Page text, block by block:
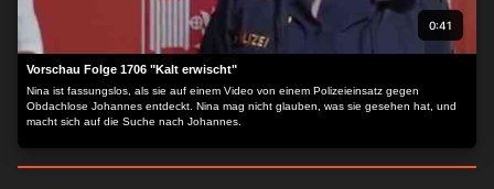
0:41
Vorschau Folge 1706 "Kalt erwischt"
Nina ist fassungslos, als sie auf einem Video von einem Polizeieinsatz gegen
Obdachlose Johannes entdeckt. Nina mag nicht glauben, was sie gesehen hat, und
macht sich auf die Suche nach Johannes.